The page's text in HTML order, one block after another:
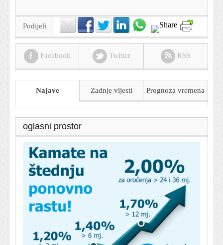
Podijeli
Facebook Twitter RSS
Najave Zadnje vijesti Prognoza vremena
oglasni prostor